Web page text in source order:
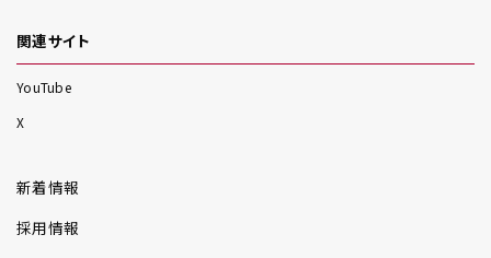
関連サイト
YouTube
X
新着情報
採用情報